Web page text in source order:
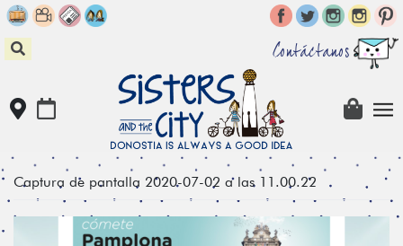
Skip
to
content
Contáctanos
Captura de pantalla 2020-07-02 a las 11.00.22